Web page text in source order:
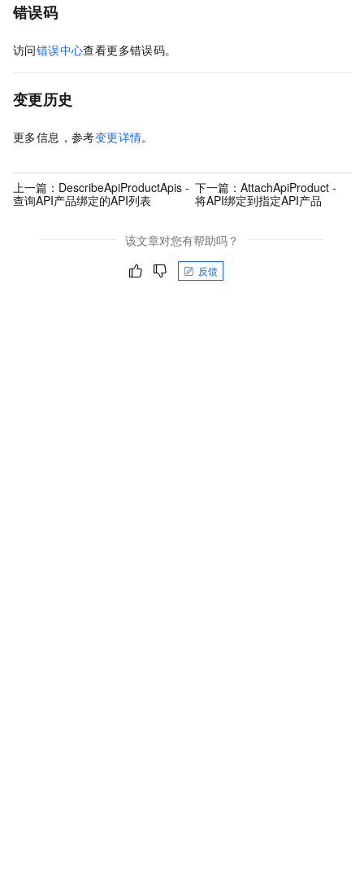
错误码
访问错误中心查看更多错误码。
变更历史
更多信息，参考变更详情。
上一篇： DescribeApiProductApis -
查询API产品绑定的API列表
下一篇：AttachApiProduct -
将API绑定到指定API产品
该文章对您有帮助吗？
反馈